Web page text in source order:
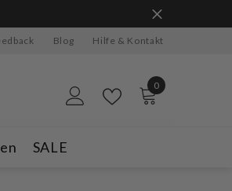
Blog Hilfe & Kontakt
0
0
SALE